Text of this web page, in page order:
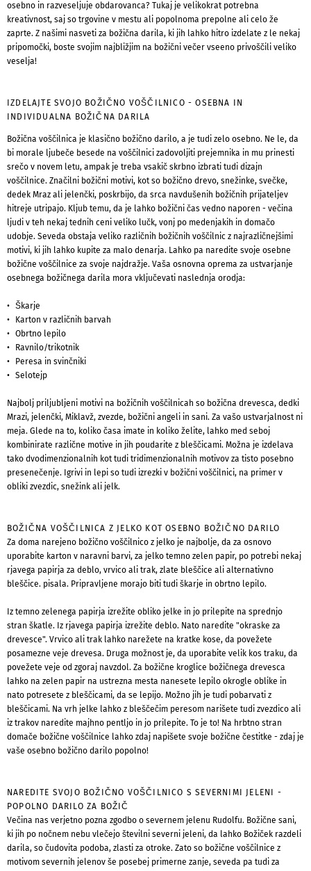
osebno in razveseljuje obdarovanca? Tukaj je velikokrat potrebna
kreativnost, saj so trgovine v mestu ali popolnoma prepolne ali celo že
zaprte. Z našimi nasveti za božična darila, ki jih lahko hitro izdelate z le nekaj
pripomočki, boste svojim najbližjim na božični večer vseeno privoščili veliko
veselja!
IZDELAJTE SVOJO BOŽIČNO VOŠČILNICO - OSEBNA IN
INDIVIDUALNA BOŽIČNA DARILA
Božična voščilnica je klasično božično darilo, a je tudi zelo osebno. Ne le, da
bi morale ljubeče besede na voščilnici zadovoljiti prejemnika in mu prinesti
srečo v novem letu, ampak je treba vsakič skrbno izbrati tudi dizajn
voščilnice. Značilni božični motivi, kot so božično drevo, snežinke, svečke,
dedek Mraz ali jelenčki, poskrbijo, da srca navdušenih božičnih prijateljev
hitreje utripajo. Kljub temu, da je lahko božični čas vedno naporen - večina
ljudi v teh nekaj tednih ceni veliko lučk, vonj po medenjakih in domačo
udobje. Seveda obstaja veliko različnih božičnih voščilnic z najrazličnejšimi
motivi, ki jih lahko kupite za malo denarja. Lahko pa naredite svoje osebne
božične voščilnice za svoje najdražje. Vaša osnovna oprema za ustvarjanje
osebnega božičnega darila mora vključevati naslednja orodja:
Škarje
Karton v različnih barvah
Obrtno lepilo
Ravnilo/trikotnik
Peresa in svinčniki
Selotejp
Najbolj priljubljeni motivi na božičnih voščilnicah so božična drevesca, dedki
Mrazi, jelenčki, Miklavž, zvezde, božični angeli in sani. Za vašo ustvarjalnost ni
meja. Glede na to, koliko časa imate in koliko želite, lahko med seboj
kombinirate različne motive in jih poudarite z bleščicami. Možna je izdelava
tako dvodimenzionalnih kot tudi tridimenzionalnih motivov za tisto posebno
presenečenje. Igrivi in ​​lepi so tudi izrezki v božični voščilnici, na primer v
obliki zvezdic, snežink ali jelk.
BOŽIČNA VOŠČILNICA Z JELKO KOT OSEBNO BOŽIČNO DARILO
Za doma narejeno božično voščilnico z jelko je najbolje, da za osnovo
uporabite karton v naravni barvi, za jelko temno zelen papir, po potrebi nekaj
rjavega papirja za deblo, vrvico ali trak, zlate bleščice ali alternativno
bleščice. pisala. Pripravljene morajo biti tudi škarje in obrtno lepilo.
Iz temno zelenega papirja izrežite obliko jelke in jo prilepite na sprednjo
stran škatle. Iz rjavega papirja izrežite deblo. Nato naredite "okraske za
drevesce". Vrvico ali trak lahko narežete na kratke kose, da povežete
posamezne veje drevesa. Druga možnost je, da uporabite velik kos traku, da
povežete veje od zgoraj navzdol. Za božične kroglice božičnega drevesca
lahko na zelen papir na ustrezna mesta nanesete lepilo okrogle oblike in
nato potresete z bleščicami, da se lepijo. Možno jih je tudi pobarvati z
bleščicami. Na vrh jelke lahko z bleščečim peresom narišete tudi zvezdico ali
iz trakov naredite majhno pentljo in jo prilepite. To je to! Na hrbtno stran
domače božične voščilnice lahko zdaj napišete svoje božične čestitke - zdaj je
vaše osebno božično darilo popolno!
NAREDITE SVOJO BOŽIČNO VOŠČILNICO S SEVERNIMI JELENI -
POPOLNO DARILO ZA BOŽIČ
Večina nas verjetno pozna zgodbo o severnem jelenu Rudolfu. Božične sani,
ki jih po nočnem nebu vlečejo številni severni jeleni, da lahko Božiček razdeli
darila, so čudovita podoba, zlasti za otroke. Zato so božične voščilnice z
motivom severnih jelenov še posebej primerne zanje, seveda pa tudi za